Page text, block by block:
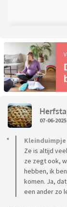
07-06-2025
Kleinduimpje
Ze is altijd
ze zegt ook,
hebben, ik
komen. Ja,
een ander zo